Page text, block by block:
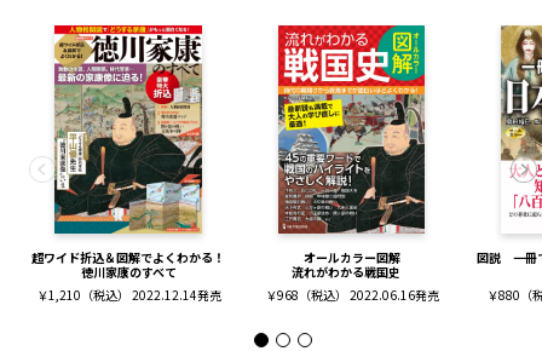
超ワイド折込＆図解でよくわかる！
徳川家康のすべて
￥1,210（税込） 2022.12.14発売
オールカラー図解
流れがわかる戦国史
￥968（税込） 2022.06.16発売
図説 一冊
￥880（